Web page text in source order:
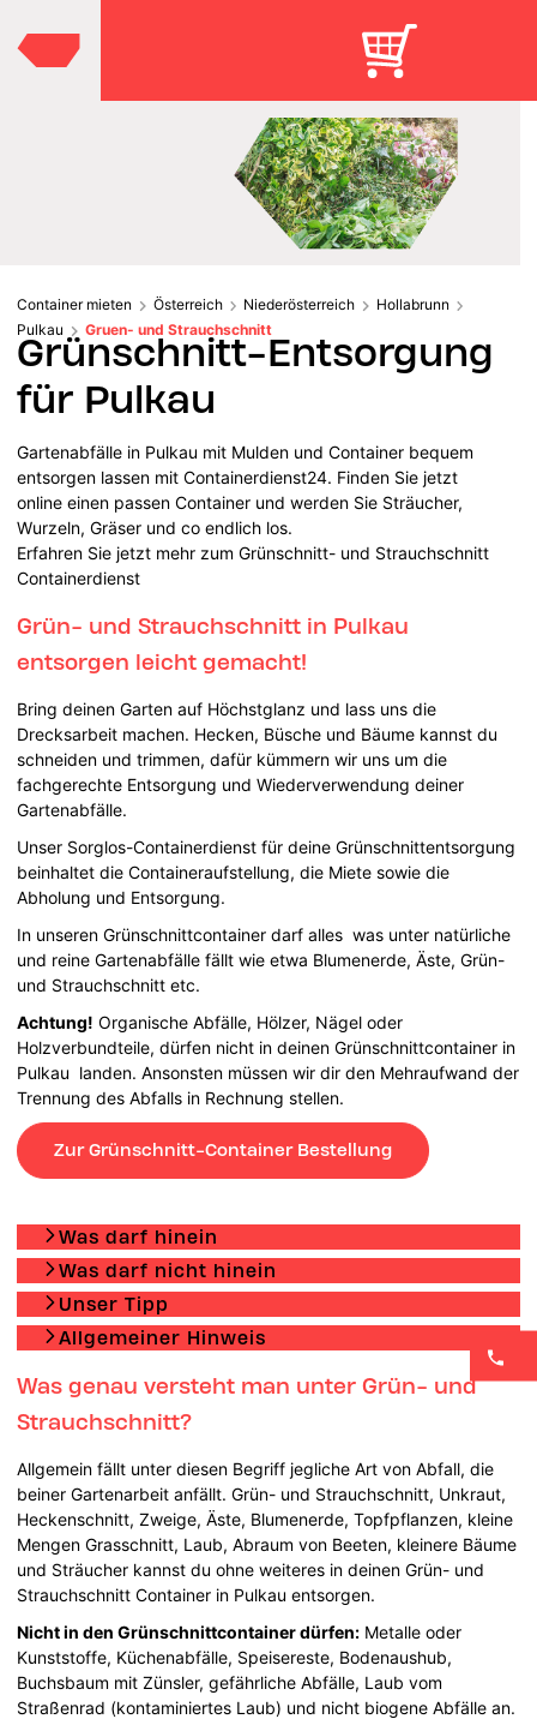
Container mieten Österreich Niederösterreich
Hollabrunn
Pulkau
Gruen- und Strauchschnitt
Grünschnitt-Entsorgung
für Pulkau
Gartenabfälle in Pulkau mit Mulden und Container bequem
entsorgen lassen mit Containerdienst24. Finden Sie jetzt
online einen passen Container und werden Sie Sträucher,
Wurzeln, Gräser und co endlich los.
Erfahren Sie jetzt mehr zum Grünschnitt- und Strauchschnitt
Containerdienst
Grün- und Strauchschnitt in Pulkau
entsorgen leicht gemacht!
Bring deinen Garten auf Höchstglanz und lass uns die
Drecksarbeit machen. Hecken, Büsche und Bäume kannst du
schneiden und trimmen, dafür kümmern wir uns um die
fachgerechte Entsorgung und Wiederverwendung deiner
Gartenabfälle.
Unser Sorglos-Containerdienst für deine Grünschnittentsorgung
beinhaltet die Containeraufstellung, die Miete sowie die
Abholung und Entsorgung.
In unseren Grünschnittcontainer darf alles was unter natürliche
und reine Gartenabfälle fällt wie etwa Blumenerde, Äste, Grün-
und Strauchschnitt etc.
Achtung! Organische Abfälle, Hölzer, Nägel oder
Holzverbundteile, dürfen nicht in deinen Grünschnittcontainer in
Pulkau landen. Ansonsten müssen wir dir den Mehraufwand der
Trennung des Abfalls in Rechnung stellen.
Zur Grünschnitt-Container Bestellung
Was darf hinein
Was darf nicht hinein
Unser Tipp
Allgemeiner Hinweis
Was genau versteht man unter Grün- und
Strauchschnitt?
Allgemein fällt unter diesen Begriff jegliche Art von Abfall, die
beiner Gartenarbeit anfällt. Grün- und Strauchschnitt, Unkraut,
Heckenschnitt, Zweige, Äste, Blumenerde, Topfpflanzen, kleine
Mengen Grasschnitt, Laub, Abraum von Beeten, kleinere Bäume
und Sträucher kannst du ohne weiteres in deinen Grün- und
Strauchschnitt Container in Pulkau entsorgen.
Nicht in den Grünschnittcontainer dürfen: Metalle oder
Kunststoffe, Küchenabfälle, Speisereste, Bodenaushub,
Buchsbaum mit Zünsler, gefährliche Abfälle, Laub vom
Straßenrad (kontaminiertes Laub) und nicht biogene Abfälle an.